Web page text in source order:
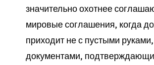
значительно охотнее
мировые соглашения, когда
приходит не с пустыми
документами,